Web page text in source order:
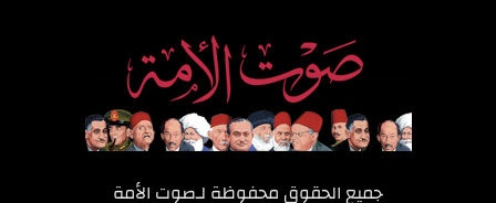
جميع الحقوق محفوظة لـصوت الأمة